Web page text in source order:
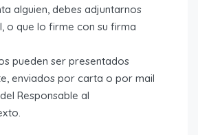
alguien, debes adjuntarnos
o que lo firme con su firma
pueden ser presentados
enviados por carta o por mail
Responsable al